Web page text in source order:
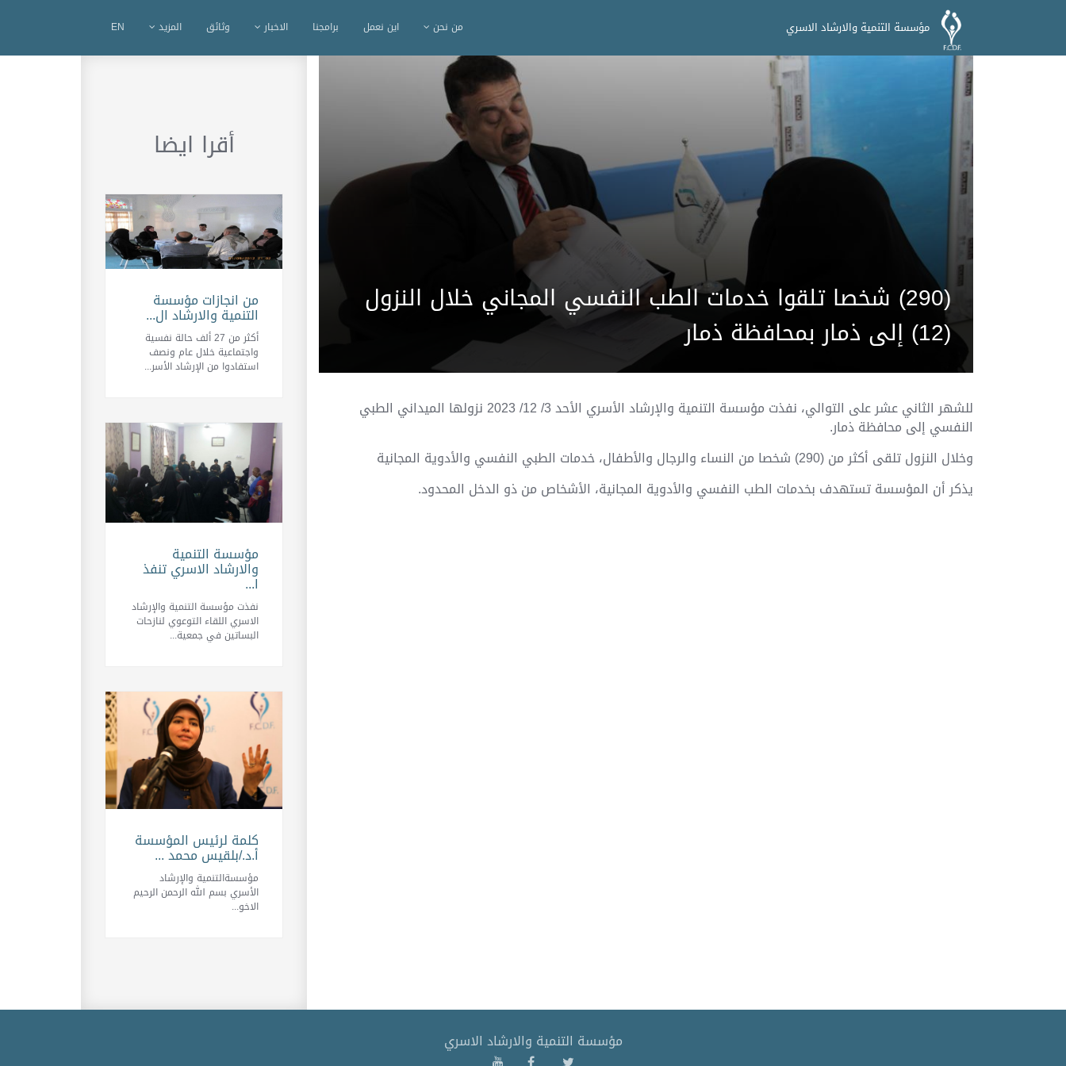
مؤسسة التنمية والارشاد الاسري من نحن اين نعمل برامجنا الاخبار وثائق المزيد EN
(290) شخصا تلقوا خدمات الطب النفسي المجاني خلال النزول
(12) إلى ذمار بمحافظة ذمار
للشهر الثاني عشر على التوالي، نفذت مؤسسة التنمية والإرشاد الأسري الأحد 3/ 12/ 2023 نزولها الميداني الطبي
النفسي إلى محافظة ذمار.
وخلال النزول تلقى أكثر من (290) شخصا من النساء والرجال والأطفال، خدمات الطبي النفسي والأدوية المجانية
يذكر أن المؤسسة تستهدف بخدمات الطب النفسي والأدوية المجانية، الأشخاص من ذو الدخل المحدود.
أقرا ايضا
من انجازات مؤسسة
التنمية والارشاد ال...
أكثر من 27 ألف حالة نفسية
واجتماعية خلال عام ونصف
استفادوا من الإرشاد الأسر...
مؤسسة التنمية
والارشاد الاسري تنفذ
ا...
نفذت مؤسسة التنمية والإرشاد
الاسري اللقاء التوعوي لنازحات
البساتين في جمعية...
كلمة لرئيس المؤسسة
أ.د./بلقيس محمد ...
مؤسسةالتنمية والإرشاد
الأسري بسم الله الرحمن الرحيم
الاخو...
مؤسسة التنمية والارشاد الاسري